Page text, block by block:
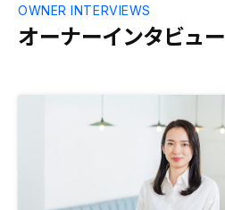
オーナーインタビュー
OWNER INTERVIEWS